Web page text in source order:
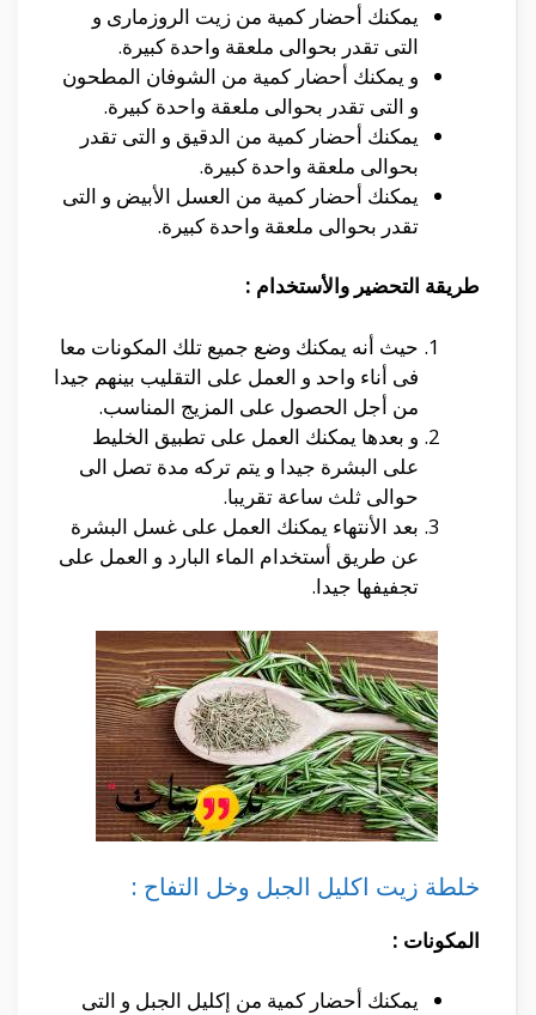
يمكنك أحضار كمية من زيت الروزمارى و
التى تقدر بحوالى ملعقة واحدة كبيرة.
و يمكنك أحضار كمية من الشوفان المطحون
و التى تقدر بحوالى ملعقة واحدة كبيرة.
يمكنك أحضار كمية من الدقيق و التى تقدر
بحوالى ملعقة واحدة كبيرة.
يمكنك أحضار كمية من العسل الأبيض و التى
تقدر بحوالى ملعقة واحدة كبيرة.
طريقة التحضير والأستخدام :
حيث أنه يمكنك وضع جميع تلك المكونات معا
فى أناء واحد و العمل على التقليب بينهم جيدا
من أجل الحصول على المزيج المناسب.
و بعدها يمكنك العمل على تطبيق الخليط
على البشرة جيدا و يتم تركه مدة تصل الى
حوالى ثلث ساعة تقريبا.
بعد الأنتهاء يمكنك العمل على غسل البشرة
عن طريق أستخدام الماء البارد و العمل على
تجفيفها جيدا.
خلطة زيت اكليل الجبل وخل التفاح :
المكونات :
يمكنك أحضار كمية من إكليل الجبل و التى